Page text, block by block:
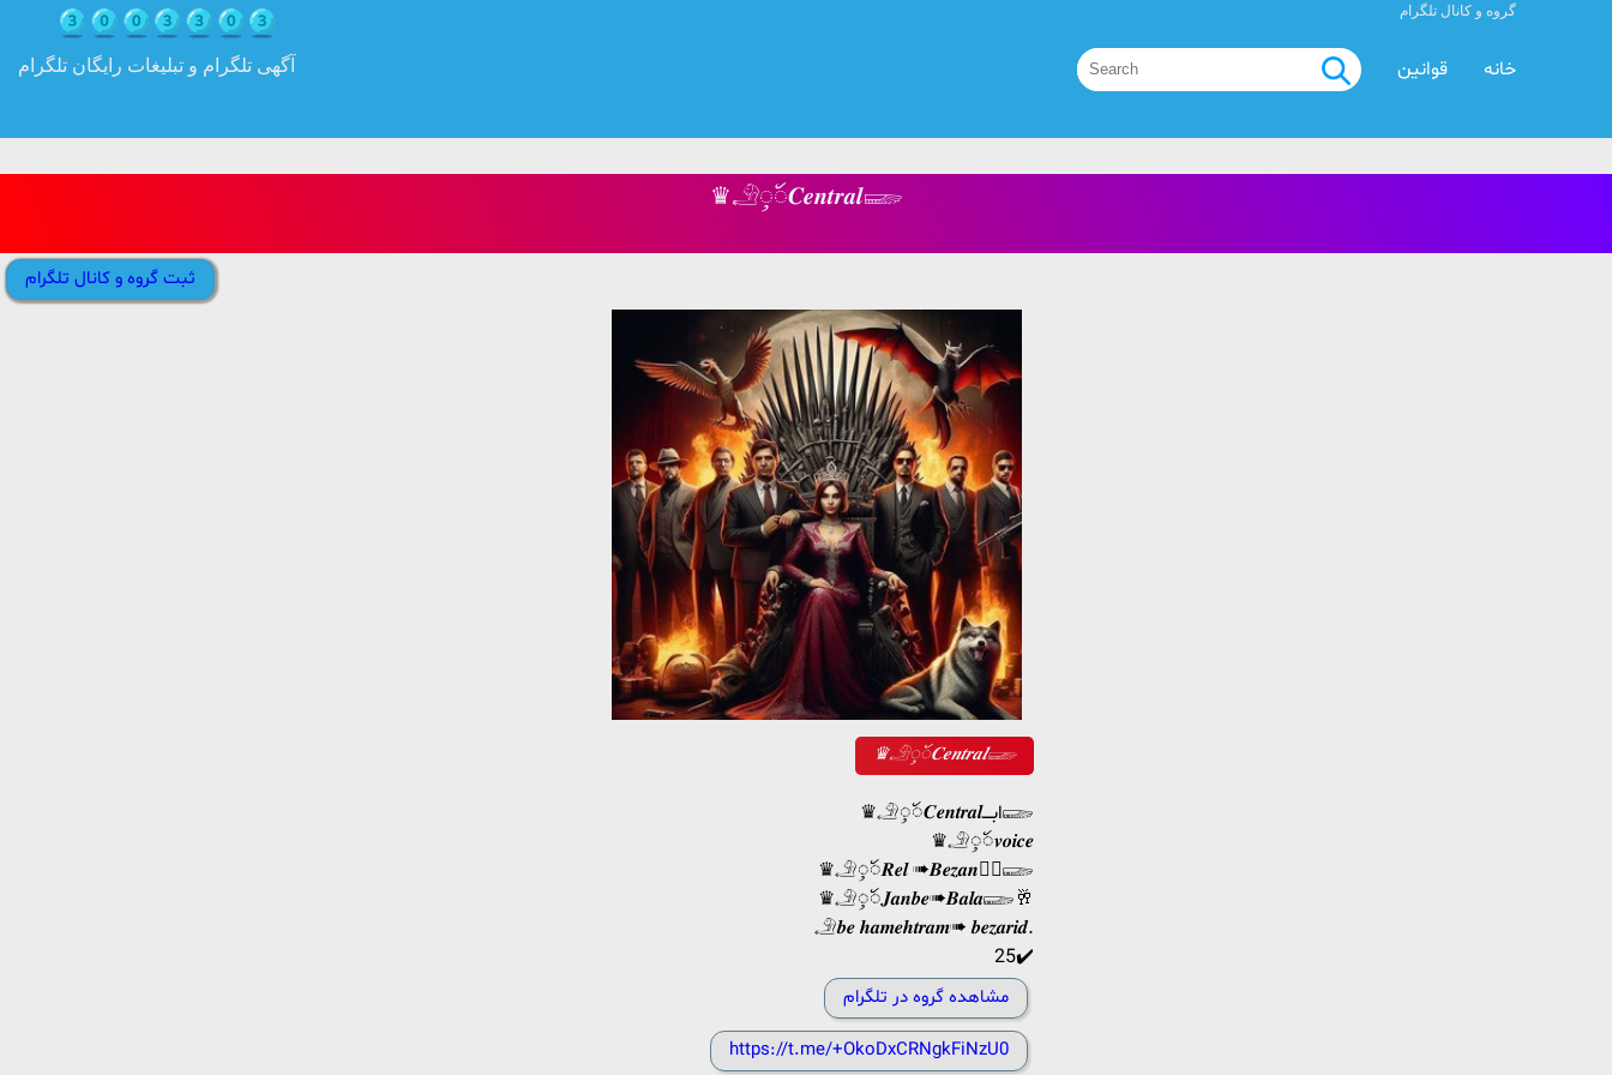
آگهی تلگرام و تبلیغات رایگان تلگرام
گروه و کانال تلگرام
قوانین خانه
♛𓄂ꪴꪰ𝑪𝒆𝒏𝒕𝒓𝒂𝒍𓆃
ثبت گروه و کانال تلگرام
♛𓄂ꪴꪰ𝑪𝒆𝒏𝒕𝒓𝒂𝒍𓆃
♛𓄂ꪴꪰ𝑪𝒆𝒏𝒕𝒓𝒂𝒍ابــــ𓆃
♛𓄂ꪴꪰ𝒗𝒐𝒊𝒄𝒆
♛𓄂ꪴꪰ𝑹𝒆𝒍 ➠𝑩‌𝒆‌𝒛‌𝒂‌𝒏‌❤️‍🔥𓆃
♛𓄂ꪴꪰ𝑱‌𝒂‌𝒏‌𝒃‌𝒆➠𝑩‌𝒂‌𝒍‌𝒂‌𓆃🥂
𓄂𝒃𝒆 𝒉𝒂𝒎𝒆𝒉𝒕𝒓𝒂𝒎➠ 𝒃𝒆𝒛𝒂𝒓𝒊𝒅.
25✔️
مشاهده گروه در تلگرام
https://t.me/+OkoDxCRNgkFiNzU0